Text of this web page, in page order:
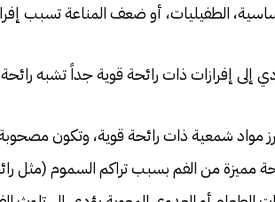
الطفيليات، أو ضعف المناعة تسبب
إلى إفرازات ذات رائحة قوية جداً تشبه
مواد شمعية ذات رائحة قوية، وتكون
مميزة من الفم بسبب تراكم السموم (مثل